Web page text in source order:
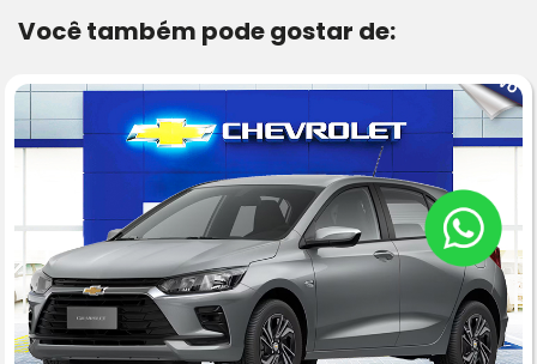
Você também pode gostar de: